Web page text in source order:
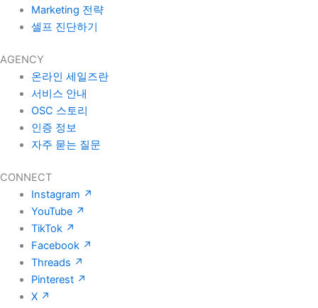
Marketing 전략
셀프 진단하기
AGENCY
온라인 세일즈란
서비스 안내
OSC 스토리
인증 정보
자주 묻는 질문
CONNECT
Instagram ↗
YouTube ↗
TikTok ↗
Facebook ↗
Threads ↗
Pinterest ↗
X ↗